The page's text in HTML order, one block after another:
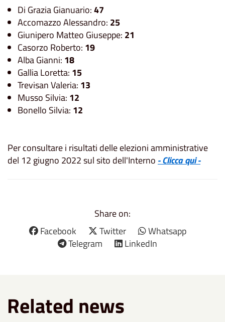
Di Grazia Gianuario:47
Accomazzo Alessandro: 25
Giunipero Matteo Giuseppe: 21
Casorzo Roberto: 19
Alba Gianni: 18
Gallia Loretta: 15
Trevisan Valeria: 13
Musso Silvia: 12
Bonello Silvia: 12
Per consultare i risultati delle elezioni amministrative
del 12 giugno 2022 sul sito dell'Interno - Clicca qui -
Share on:
Facebook
Twitter
Whatsapp
Telegram
LinkedIn
Related news